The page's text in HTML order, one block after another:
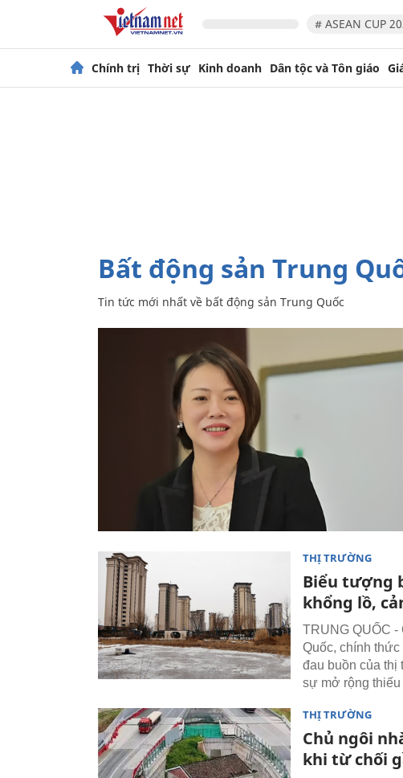
# ASEAN CUP
Chính trị Thời sự Kinh doanh Dân tộc và Tôn giáo
bất động sản Trung
Tin tức mới nhất về bất động sản Trung Quốc
THỊ TRƯỜNG
Biểu tượng
khổng lồ,
TRUNG QUỐC -
Quốc, chính
đau buồn của
sự mở rộng
THỊ TRƯỜNG
Chủ ngôi
khi từ chối